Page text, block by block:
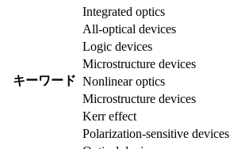
キーワード
Integrated optics
All-optical devices
Logic devices
Microstructure devices
Nonlinear optics
Microstructure devices
Kerr effect
Polarization-sensitive devices